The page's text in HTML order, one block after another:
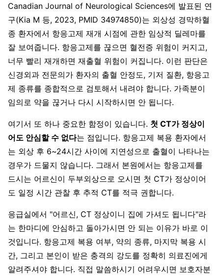
Canadian Journal of Neurological Sciences에 발표된 연
구(Kia M 등, 2023, PMID 34974850)는 외상성 경막하혈
종 환자에서 항응고제 재개 시점에 관한 임상적 딜레마를
잘 보여줍니다. 항응고제를 끊으면 혈전증 위험이 커지고,
너무 빨리 재개하면 재출혈 위험이 커집니다. 이런 판단은
신경외과 전문의가 환자의 출혈 안정도, 기저 질환, 항응고
제 종류를 종합적으로 검토해서 내려야 합니다. 가족분이
임의로 약을 끊거나 다시 시작하시면 안 됩니다.
여기서 또 하나 중요한 함정이 있습니다. 첫 CT가 정상이
어도 안심할 수 없다는 점입니다. 항응고제 복용 환자에서
는 외상 후 6~24시간 사이에 지연성으로 출혈이 나타나는
경우가 드물지 않습니다. 그래서 본원에서는 항응고제를
드시는 어르신이 두부외상으로 오시면 첫 CT가 정상이어
도 일정 시간 관찰 후 추적 CT를 적극 권합니다.
응급실에서 "어르신, CT 정상이니 집에 가셔도 됩니다"라
는 한마디에 안심하고 돌아가시면 안 되는 이유가 바로 이
것입니다. 항응고제 복용 여부, 약의 종류, 마지막 복용 시
간, 그리고 본인이 받은 충격의 강도를 정확히 의료진에게
알려주셔야 합니다. 직접 말씀하시기 어려우시면 보호자분